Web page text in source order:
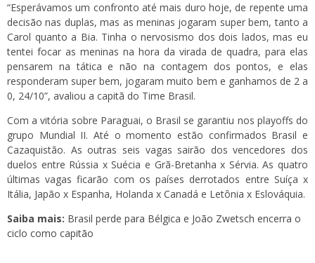
“Esperávamos um confronto até mais duro hoje, de repente uma
decisão nas duplas, mas as meninas jogaram super bem, tanto a
Carol quanto a Bia. Tinha o nervosismo dos dois lados, mas eu
tentei focar as meninas na hora da virada de quadra, para elas
pensarem na tática e não na contagem dos pontos, e elas
responderam super bem, jogaram muito bem e ganhamos de 2 a
0, 24/10”, avaliou a capitã do Time Brasil.
Com a vitória sobre Paraguai, o Brasil se garantiu nos playoffs do
grupo Mundial II. Até o momento estão confirmados Brasil e
Cazaquistão. As outras seis vagas sairão dos vencedores dos
duelos entre Rússia x Suécia e Grã-Bretanha x Sérvia. As quatro
últimas vagas ficarão com os países derrotados entre Suíça x
Itália, Japão x Espanha, Holanda x Canadá e Letônia x Eslováquia.
Saiba mais: Brasil perde para Bélgica e João Zwetsch encerra o
ciclo como capitão